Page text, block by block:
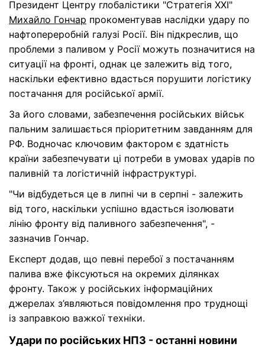
Президент Центру глобалістики "Стратегія XXI"
Михайло Гончар прокоментував наслідки удару по
нафтопереробній галузі Росії. Він підкреслив, що
проблеми з паливом у Росії можуть позначитися на
ситуації на фронті, однак це залежить від того,
наскільки ефективно вдасться порушити логістику
постачання для російської армії.
За його словами, забезпечення російських військ
пальним залишається пріоритетним завданням для
РФ. Водночас ключовим фактором є здатність
країни забезпечувати ці потреби в умовах ударів по
паливній та логістичній інфраструктурі.
"Чи відбудеться це в липні чи в серпні - залежить
від того, наскільки успішно вдасться ізолювати
лінію фронту від паливного забезпечення", -
зазначив Гончар.
Експерт додав, що певні перебої з постачанням
палива вже фіксуються на окремих ділянках
фронту. Також у російських інформаційних
джерелах з’являються повідомлення про труднощі
із заправкою важкої техніки.
Удари по російських НПЗ - останні новини